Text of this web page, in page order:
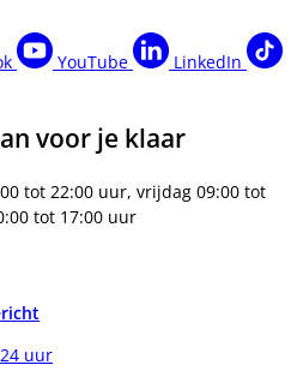
YouTube
LinkedIn
voor je klaar
tot 22:00 uur, vrijdag 09:00 tot
tot 17:00 uur
uur